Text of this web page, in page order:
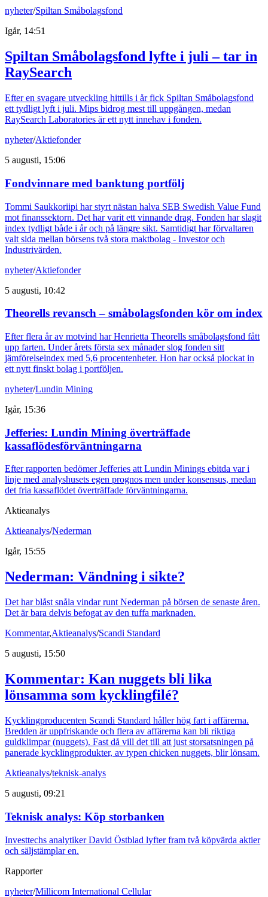
nyheter/Spiltan Småbolagsfond
Igår, 14:51
Spiltan Småbolagsfond lyfte i juli – tar in
RaySearch
Efter en svagare utveckling hittills i år fick Spiltan Småbolagsfond
ett tydligt lyft i juli. Mips bidrog mest till uppgången, medan
RaySearch Laboratories är ett nytt innehav i fonden.
nyheter/Aktiefonder
5 augusti, 15:06
Fondvinnare med banktung portfölj
Tommi Saukkoriipi har styrt nästan halva SEB Swedish Value Fund
mot finanssektorn. Det har varit ett vinnande drag. Fonden har slagit
index tydligt både i år och på längre sikt. Samtidigt har förvaltaren
valt sida mellan börsens två stora maktbolag - Investor och
Industrivärden.
nyheter/Aktiefonder
5 augusti, 10:42
Theorells revansch – småbolagsfonden kör om index
Efter flera år av motvind har Henrietta Theorells småbolagsfond fått
upp farten. Under årets första sex månader slog fonden sitt
jämförelseindex med 5,6 procentenheter. Hon har också plockat in
ett nytt finskt bolag i portföljen.
nyheter/Lundin Mining
Igår, 15:36
Jefferies: Lundin Mining överträffade
kassaflödesförväntningarna
Efter rapporten bedömer Jefferies att Lundin Minings ebitda var i
linje med analyshusets egen prognos men under konsensus, medan
det fria kassaflödet överträffade förväntningarna.
Aktieanalys
Aktieanalys/Nederman
Igår, 15:55
Nederman: Vändning i sikte?
Det har blåst snåla vindar runt Nederman på börsen de senaste åren.
Det är bara delvis befogat av den tuffa marknaden.
Kommentar,Aktieanalys/Scandi Standard
5 augusti, 15:50
Kommentar: Kan nuggets bli lika
lönsamma som kycklingfilé?
Kycklingproducenten Scandi Standard håller hög fart i affärerna.
Bredden är uppfriskande och flera av affärerna kan bli riktiga
guldklimpar (nuggets). Fast då vill det till att just storsatsningen på
panerade kycklingprodukter, av typen chicken nuggets, blir lönsam.
Aktieanalys/teknisk-analys
5 augusti, 09:21
Teknisk analys: Köp storbanken
Investtechs analytiker David Östblad lyfter fram två köpvärda aktier
och säljstämplar en.
Rapporter
nyheter/Millicom International Cellular